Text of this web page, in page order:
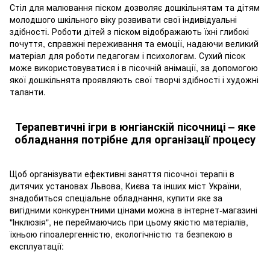
Стіл для малювання піском дозволяє дошкільнятам та дітям
молодшого шкільного віку розвивати свої індивідуальні
здібності. Роботи дітей з піском відображають їхні глибокі
почуття, справжні переживання та емоції, надаючи великий
матеріал для роботи педагогам і психологам. Сухий пісок
може використовуватися і в пісочній анімації, за допомогою
якої дошкільнята проявляють свої творчі здібності і художні
таланти.
Терапевтичні ігри в юнгіанскій пісочниці – яке
обладнання потрібне для організації процесу
Щоб організувати ефективні заняття пісочної терапії в
дитячих установах Львова, Києва та інших міст України,
знадобиться спеціальне обладнання, купити яке за
вигідними конкурентними цінами можна в інтернет-магазині
"Інклюзія", не переймаючись при цьому якістю матеріалів,
їхньою гіпоалергенністю, екологічністю та безпекою в
експлуатації: